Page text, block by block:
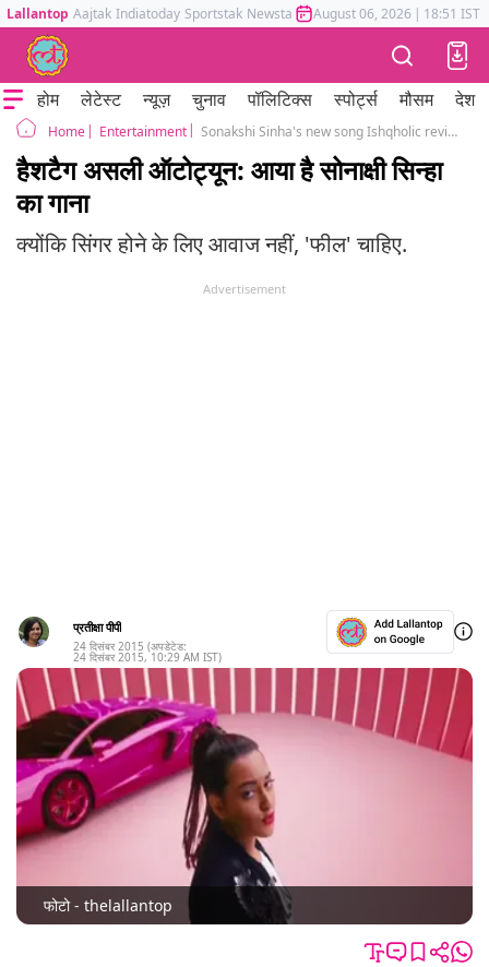
Lallantop Aajtak Indiatoday Sportstak Newstak Mumbai Tak Astrotak
August 06, 2026 | 18:51 IST
होम लेटेस्ट न्यूज़ चुनाव पॉलिटिक्स स्पोर्ट्स मौसम देश
Home Entertainment Sonakshi Sinha's new song Ishqholic review
हैशटैग असली ऑटोट्यून: आया है सोनाक्षी सिन्हा
का गाना
क्योंकि सिंगर होने के लिए आवाज नहीं, 'फील' चाहिए.
Advertisement
प्रतीक्षा पीपी
24 दिसंबर 2015 (अपडेटेड:
24 दिसंबर 2015, 10:29 AM IST)
फोटो - thelallantop